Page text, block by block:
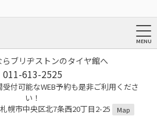
ブリヂストンのタイヤ館へ
011-613-2525
付可能なWEB予約も是非ご利用くださ
い！
幌市中央区北7条西20丁目2-25
Map